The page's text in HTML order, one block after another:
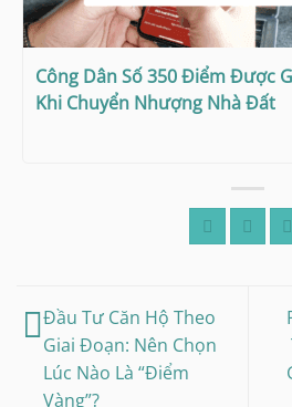
Công Dân Số 350 Điểm Được
Khi Chuyển Nhượng Nhà Đất
Đầu Tư Căn Hộ Theo
Giai Đoạn: Nên Chọn
Lúc Nào Là “Điểm
Vàng”?